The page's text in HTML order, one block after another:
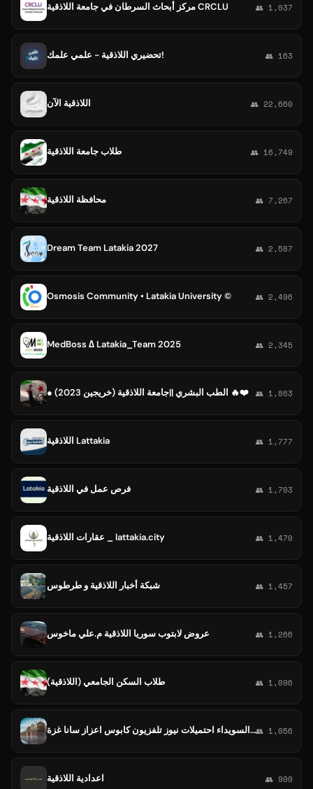
مركز أبحاث السرطان في جامعة اللاذقية CRCLU 👥 1,037
تحضيري اللاذقية - علمي علمك! 👥 163
اللاذقية الآن 👥 22,660
طلاب جامعة اللاذقية 👥 16,749
محافظة اللاذقية 👥 7,267
Dream Team Latakia 2027 👥 2,587
Osmosis Community • Latakia University © 👥 2,496
MedBoss ∆ Latakia_Team 2025 👥 2,345
● الطب البشري ||جامعة اللاذقية (خريجين 2023) 🔥❤️ 👥 1,863
اللاذقية Lattakia 👥 1,777
فرص عمل في اللاذقية 👥 1,703
عقارات اللاذقية _ lattakia.city 👥 1,470
شبكة أخبار اللاذقية و طرطوس 👥 1,457
عروض لابتوب سوريا اللاذقية م.علي ماخوس 👥 1,266
طلاب السكن الجامعي (اللاذقية) 👥 1,096
شبكة أخبار سوريا الحرة دمشق حلب حمص حماة إدلب اللاذقية درعا الرقة دير الزور السويداء احتميلات نيوز تلفزيون كابوس اعزاز سانا غزة👥 1,056
اعدادية اللاذقية 👥 900